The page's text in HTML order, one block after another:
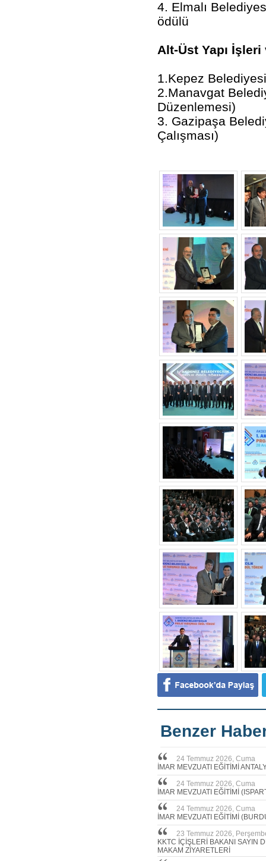
4. Elmalı
ödülü
Alt-Üst Yapı
1.Kepez
2.Manavgat
Düzenlemesi)
3. Gazipaşa
Çalışması)
Benzer
24 Temmuz 2026, Cuma
İMAR MEVZUATI EĞİTİMİ
24 Temmuz 2026, Cuma
İMAR MEVZUATI EĞİTİMİ
24 Temmuz 2026, Cuma
İMAR MEVZUATI EĞİTİMİ
23 Temmuz 2026,
KKTC İÇİŞLERİ BAKANI SAYIN
MAKAM ZİYARETLERİ